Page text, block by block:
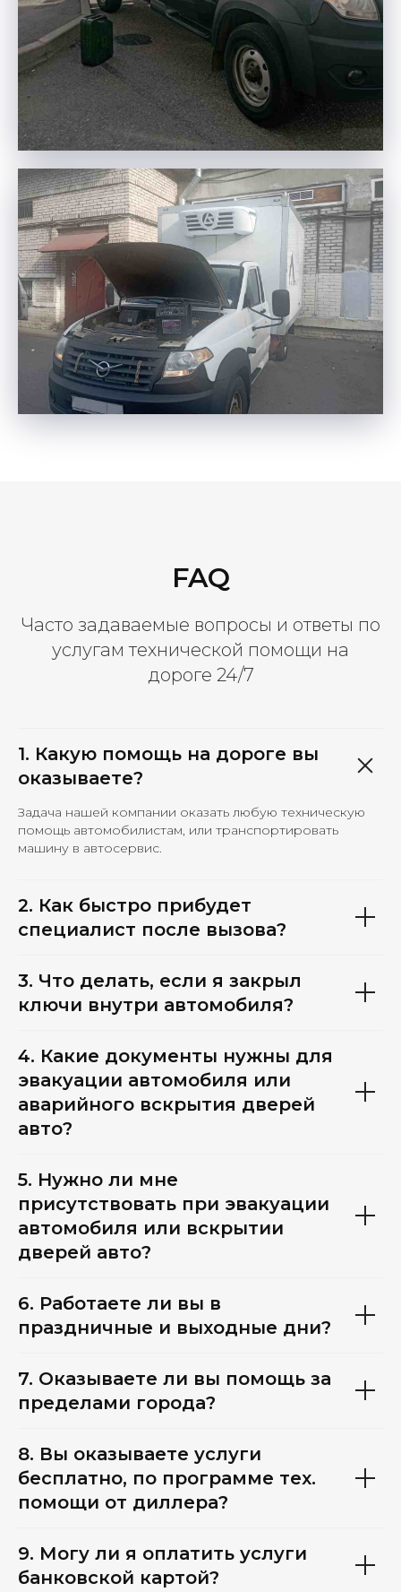
FAQ
Часто задаваемые вопросы и ответы по
услугам технической помощи на
дороге 24/7
1. Какую помощь на дороге вы
оказываете?
Задача нашей компании оказать любую техническую
помощь автомобилистам, или транспортировать
машину в автосервис.
2. Как быстро прибудет
специалист после вызова?
3. Что делать, если я закрыл
ключи внутри автомобиля?
4. Какие документы нужны для
эвакуации автомобиля или
аварийного вскрытия дверей
авто?
5. Нужно ли мне
присутствовать при эвакуации
автомобиля или вскрытии
дверей авто?
6. Работаете ли вы в
праздничные и выходные дни?
7. Оказываете ли вы помощь за
пределами города?
8. Вы оказываете услуги
бесплатно, по программе тех.
помощи от диллера?
9. Могу ли я оплатить услуги
банковской картой?